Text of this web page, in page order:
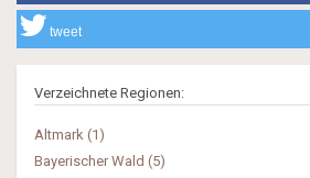
tweet
Verzeichnete Regionen:
Altmark (1)
Bayerischer Wald (5)